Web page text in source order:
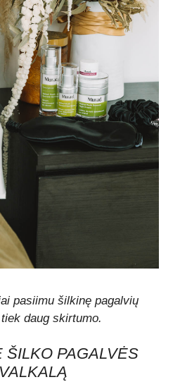
pasiimu šilkinę pagalvių
daug skirtumo.
ŠILKO PAGALVĖS